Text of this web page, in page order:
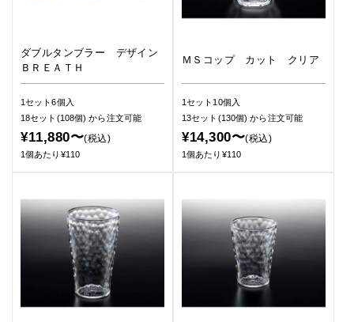
ダブルタンブラー デザイン
ＢＲＥＡＴＨ
1セット6個入
18セット(108個)から注文可能
¥11,880〜(税込)
1個あたり¥110
ＭＳコップ カット クリア
1セット10個入
13セット(130個)から注文可能
¥14,300〜(税込)
1個あたり¥110